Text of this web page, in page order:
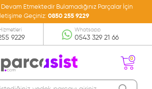
Etmektedir Bulamadığınız Parçalar İçin
İletişime Geçiniz: 0850 255 9229
9229 0543 329 21 66
Whatsapp
0